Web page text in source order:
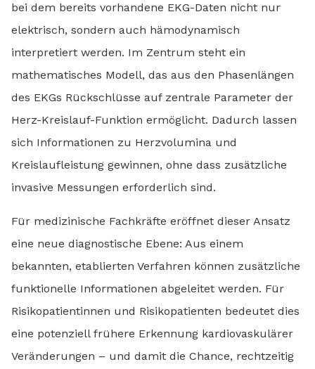
bei dem bereits vorhandene EKG-Daten nicht nur
elektrisch, sondern auch hämodynamisch
interpretiert werden. Im Zentrum steht ein
mathematisches Modell, das aus den Phasenlängen
des EKGs Rückschlüsse auf zentrale Parameter der
Herz-Kreislauf-Funktion ermöglicht. Dadurch lassen
sich Informationen zu Herzvolumina und
Kreislaufleistung gewinnen, ohne dass zusätzliche
invasive Messungen erforderlich sind.
Für medizinische Fachkräfte eröffnet dieser Ansatz
eine neue diagnostische Ebene: Aus einem
bekannten, etablierten Verfahren können zusätzliche
funktionelle Informationen abgeleitet werden. Für
Risikopatientinnen und Risikopatienten bedeutet dies
eine potenziell frühere Erkennung kardiovaskulärer
Veränderungen – und damit die Chance, rechtzeitig